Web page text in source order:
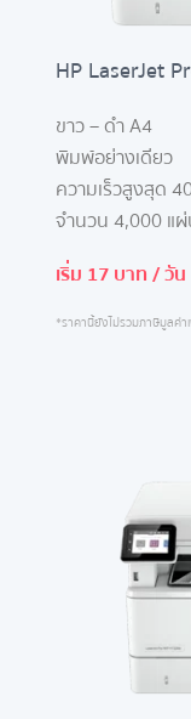
HP LaserJet
ขาว – ดำ A4
พิมพ์อย่างเดียว
ความเร็วสูงสุด
จำนวน 4,000 แ
เริ่ม 17 บาท / วัน
*ราคานี้ยังไม่รวมภาษีมูลค่า